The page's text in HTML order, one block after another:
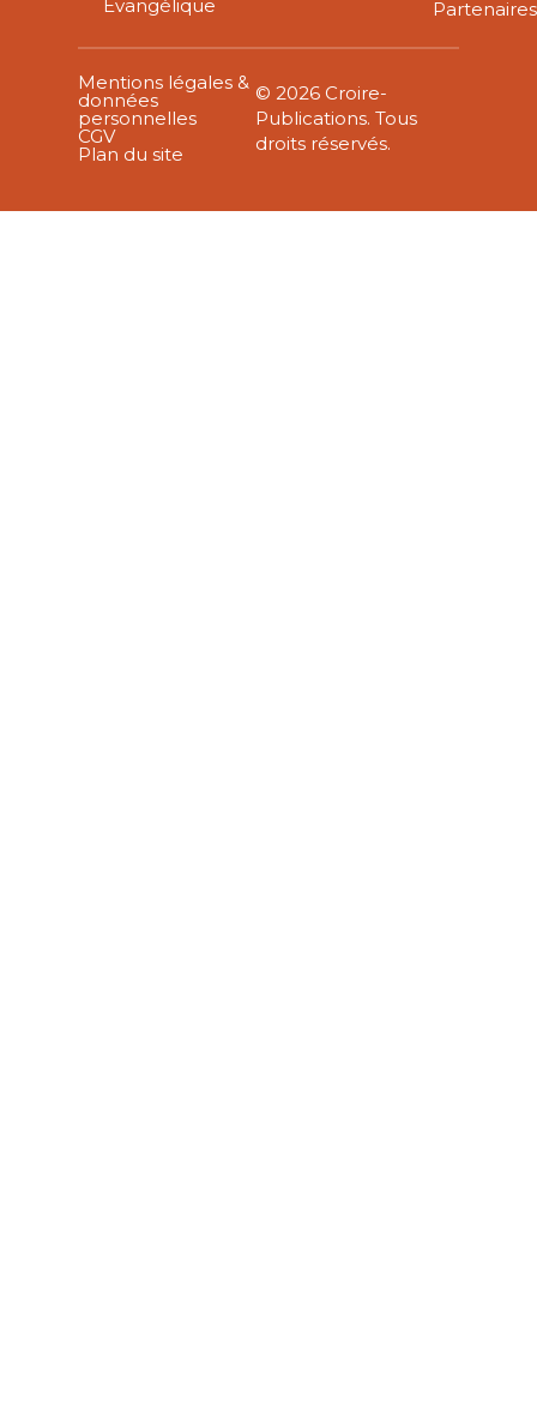
Évangélique Partenaires
Mentions légales &
données
personnelles
CGV
Plan du site
© 2026 Croire-
Publications. Tous
droits réservés.